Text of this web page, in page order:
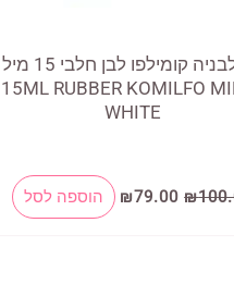
ג'ל לבניה קומילפו לבן חלבי 15 מיל
15ML RUBBER KOMILFO
WHITE
₪ המחיר
המקורי
₪79.00
המחיר
הנוכחי
הוספה לסל